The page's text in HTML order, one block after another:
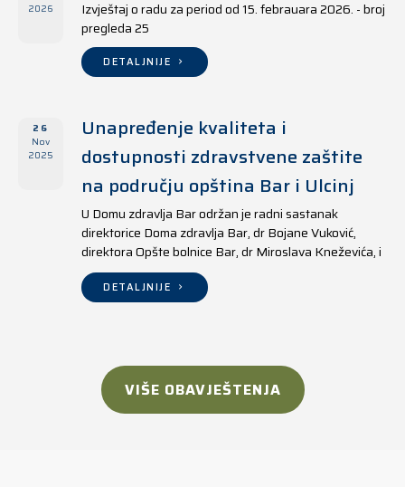
2026
Izvještaj o radu za period od 15. febrauara 2026. - broj
pregleda 25
DETALJNIJE
26
Nov
2025
Unapređenje kvaliteta i
dostupnosti zdravstvene zaštite
na području opština Bar i Ulcinj
U Domu zdravlja Bar održan je radni sastanak
direktorice Doma zdravlja Bar, dr Bojane Vuković,
direktora Opšte bolnice Bar, dr Miroslava Kneževića, i
direktora Doma zdravlja Ulcinj, Kreshnika Mustafe.
DETALJNIJE
VIŠE OBAVJEŠTENJA